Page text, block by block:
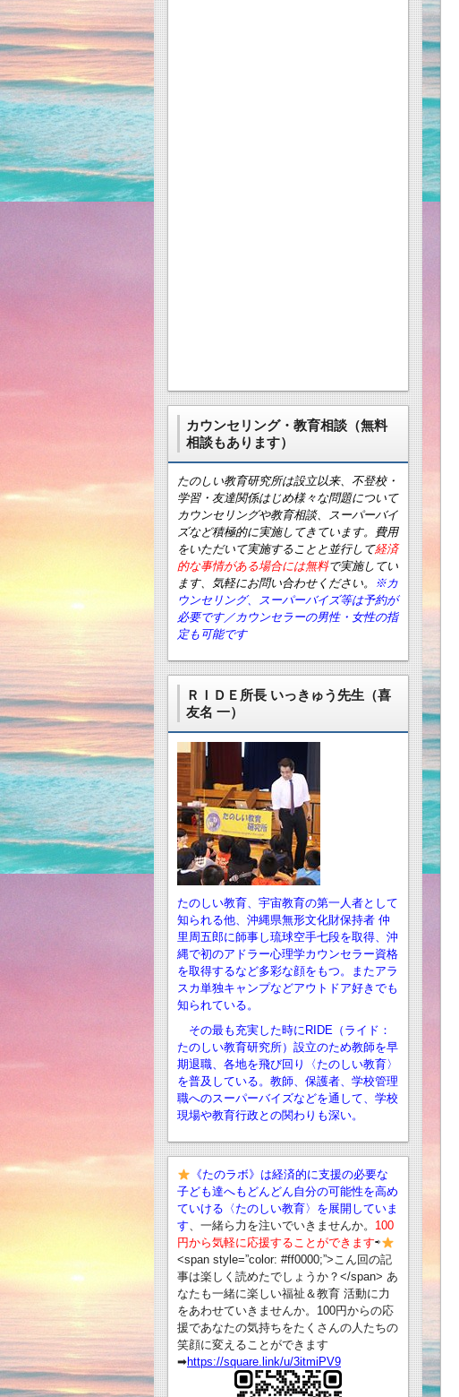
カウンセリング・教育相談（無料
相談もあります）
たのしい教育研究所は設立以来、不登校・
学習・友達関係はじめ様々な問題について
カウンセリングや教育相談、スーパーバイ
ズなど積極的に実施してきています。費用
をいただいて実施することと並行して経済
的な事情がある場合には無料で実施してい
ます、気軽にお問い合わせください。
※カ
ウンセリング、スーパーバイズ等は予約が
必要です／カウンセラーの男性・女性の指
定も可能です
ＲＩＤＥ所長 いっきゅう先生（喜
友名 一）
たのしい教育、宇宙教育の第一人者として
知られる他、沖縄県無形文化財保持者 仲
里周五郎に師事し琉球空手七段を取得、沖
縄で初のアドラー心理学カウンセラー資格
を取得するなど多彩な顔をもつ。またアラ
スカ単独キャンプなどアウトドア好きでも
知られている。
その最も充実した時にRIDE（ライド：
たのしい教育研究所）設立のため教師を早
期退職、 各地を飛び回り〈たのしい教育〉
を普及している。教師、保護者、学校管理
職へのスーパーバイズなどを通して、学校
現場や教育行政との関わりも深い。
《たのラボ》は経済的に支援の必要な
子ども達へもどんどん自分の可能性を高め
ていける〈たのしい教育〉を展開していま
す、一緒ら力を注いでいきませんか。 100
円から気軽に応援することができます⇨
<span style=”color: #ff0000;”>こん回の記
事は楽しく読めたでしょうか？</span> あ
なたも一緒に楽しい福祉＆教育 活動に力
をあわせていきませんか。100円からの応
援であなたの気持ちをたくさんの人たちの
笑顔に変えることができます
➡︎https://square.link/u/3itmiPV9